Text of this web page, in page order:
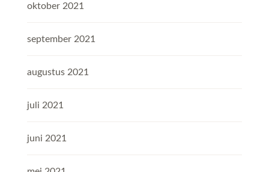
oktober 2021
september 2021
augustus 2021
juli 2021
juni 2021